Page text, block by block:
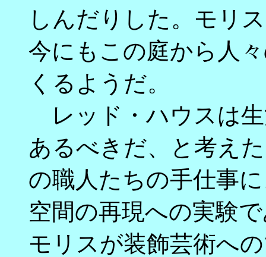
しんだりした。モリ
今にもこの庭から人
くるようだ。
レッド・ハウスは
あるべきだ、と考え
の職人たちの手仕事
空間の再現への実験
モリスが装飾芸術へ